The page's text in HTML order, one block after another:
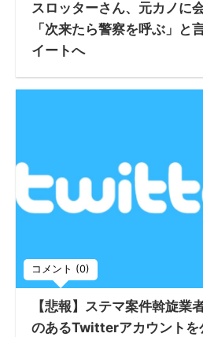
スロッターさん、元カノに
「次来たら警察を呼ぶ」と
イートへ
コメント (0)
【悲報】ステマ案件斡旋業
のあるTwitterアカウントを